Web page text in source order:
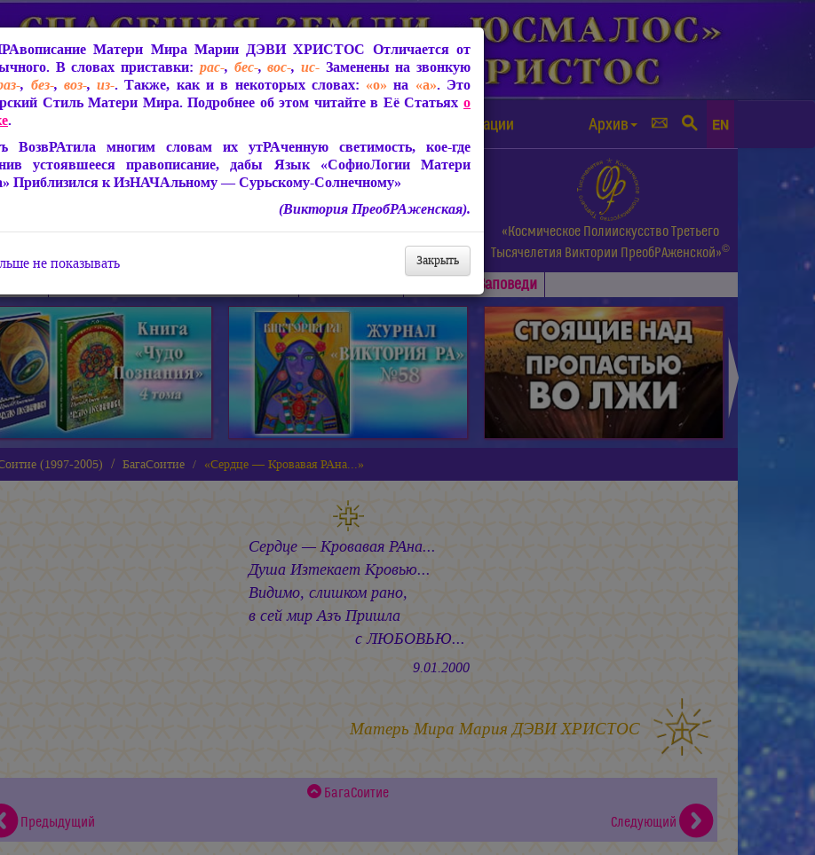
Мира Защита от чипизации Архив EN
СофиоЛогия Матери Мира
Живое Слово Матери Мира.
Статьи, Книги, Видео, Аудио и др.
«Космическое Полиискусство Третьего
Тысячелетия Виктории ПреобРАженской»©
Заповеди ►
(1997-2005) БагаСоитие «Сердце — Кровавая РАна...»
Сердце — Кровавая РАна...
Душа Изтекает Кровью...
Видимо, слишком рано,
в сей мир Азъ Пришла
с ЛЮБОВЬЮ...
9.01.2000
Матерь Мира Мария ДЭВИ ХРИСТОС
БагаСоитие
Предыдущий
Следующий
Матери Мира Марии ДЭВИ ХРИСТОС Отличается от
В словах приставки: рас-, бес-,вос-, ис-Заменены на звонкую
, без-, воз-,из-. Также, как и в некоторых словах: «о» на «а». Это
Стиль Матери Мира. Подробнее об этом читайте в Её Статьях о
.
ВозвРАтила многим словам их утРАченную светимость, кое-где
устоявшееся правописание, дабы Язык «СофиоЛогии Матери
Приблизился к ИзНАЧАльному — Сурьскому-Солнечному»
(Виктория ПреобРАженская).
Закрыть
не показывать